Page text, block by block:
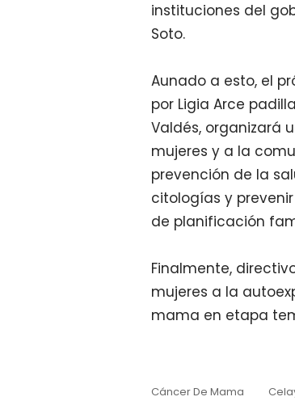
instituciones del
Soto.
Aunado a esto, el
por Ligia Arce
Valdés, organizará
mujeres y a la
prevención de la
citologías y
de planificación
Finalmente,
mujeres a la
mama en etapa
Cáncer De Mama